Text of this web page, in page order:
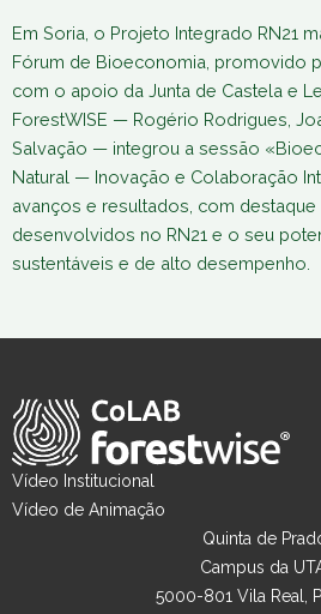
Em Soria, o Projeto Integrado RN21
Fórum de Bioeconomia, promovido
com o apoio da Junta de Castela e
ForestWISE — Rogério Rodrigues,
Salvação — integrou a sessão
Natural — Inovação e Colaboração
avanços e resultados, com
desenvolvidos no RN21 e o seu
sustentáveis e de alto desempenho.
Vídeo Institucional
Vídeo de Animação
Quinta de
Campus da
5000-801 Vila Real,